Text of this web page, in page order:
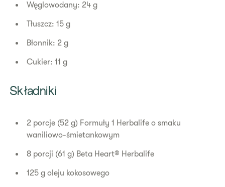
Węglowodany: 24 g
Tłuszcz: 15 g
Błonnik: 2 g
Cukier: 11 g
Składniki
2 porcje (52 g) Formuły 1 Herbalife o smaku
waniliowo-śmietankowym
8 porcji (61 g) Beta Heart® Herbalife
125 g oleju kokosowego